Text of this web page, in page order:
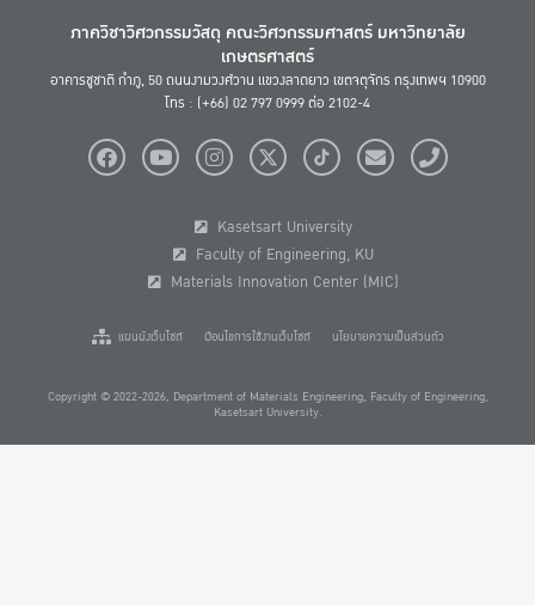
ภาควิชาวิศวกรรมวัสดุ คณะวิศวกรรมศาสตร์ มหาวิทยาลัย
เกษตรศาสตร์
อาคารชูชาติ กำภู, 50 ถนนงามวงศ์วาน แขวงลาดยาว เขตจตุจักร กรุงเทพฯ 10900
โทร : (+66) 02 797 0999 ต่อ 2102-4
Kasetsart University
Faculty of Engineering, KU
Materials Innovation Center (MIC)
แผนผังเว็บไซต์ เงื่อนไขการใช้งานเว็บไซต์ นโยบายความเป็นส่วนตัว
Copyright © 2022-2026, Department of Materials Engineering, Faculty of Engineering,
Kasetsart University.